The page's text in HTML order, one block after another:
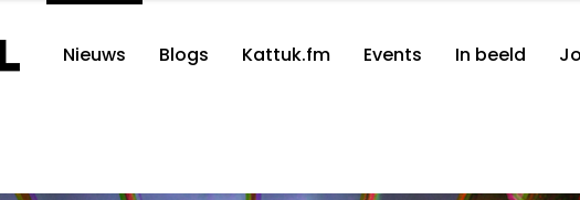
Nieuws Blogs Kattuk.fm Events In beeld